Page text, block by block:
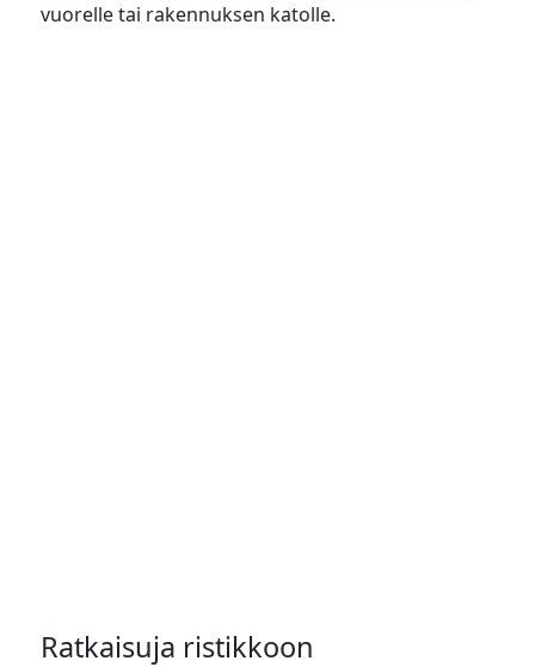
vuorelle tai rakennuksen katolle.
Ratkaisuja ristikkoon